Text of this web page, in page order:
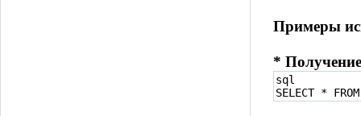
Примеры
*
sql
SELECT *